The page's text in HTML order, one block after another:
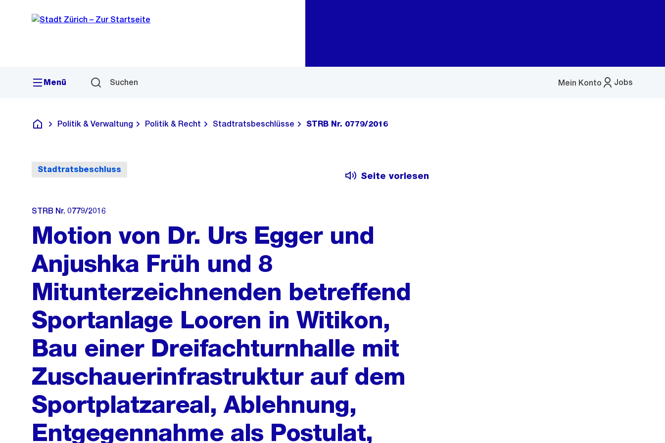
Navigation
Sprunglink
Menü Suchen Jobs
Mein Konto
Menü
Deutsch
Politik & Verwaltung Politik & Recht Stadtratsbeschlüsse STRB Nr. 0779/2016
Stadtratsbeschluss
Seite vorlesen
STRB Nr. 0779/2016
Motion von Dr. Urs Egger und
Anjushka Früh und 8
Mitunterzeichnenden betreffend
Sportanlage Looren in Witikon,
Bau einer Dreifachturnhalle mit
Zuschauerinfrastruktur auf dem
Sportplatzareal, Ablehnung,
Entgegennahme als Postulat,